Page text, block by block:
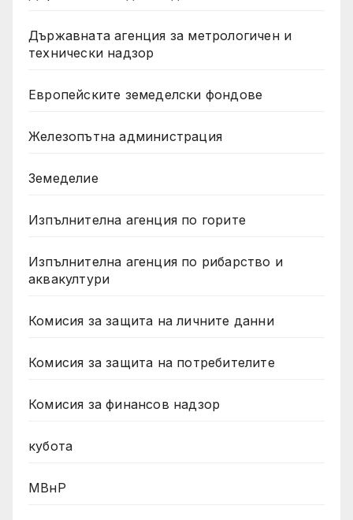
Държавната агенция за метрологичен и
технически надзор
Европейските земеделски фондове
Железопътна администрация
Земеделие
Изпълнителна агенция по горите
Изпълнителна агенция по рибарство и
аквакултури
Комисия за защита на личните данни
Комисия за защита на потребителите
Комисия за финансов надзор
кубота
МВнР